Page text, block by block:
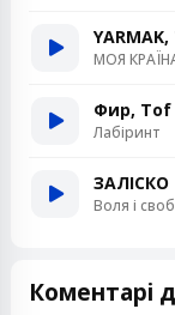
МОЯ
Фир, Tof
Лабіринт
ЗАЛІСКО
Воля і
Коментарі